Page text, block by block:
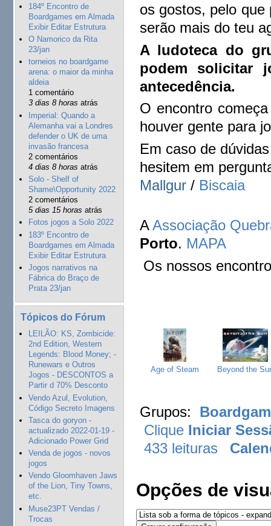
184º Encontro de
Boardgames em Almada
Exibir Editar Estrutura
O Namorico da Rita
23/jan
torneios no boardgame
arena: o maior da minha
aldeia
1 comentário
3 dias 8 horas atrás
Imperial: Quando a
Alemanha vai a Londres
defender o UK de uma
invasão francesa
2 comentários
4 dias 8 horas atrás
Solo - Shelf of
Shame\Opportunity 2022
2 comentários
5 dias 15 horas atrás
Fotos jogos a Solo 2022
183º Encontro de
Boardgames em Almada
Exibir Editar Estrutura
Jogos narrativos na
Fábrica do Braço de
Prata 23/jan
Tópicos do Fórum
LEILÃO: KS, Zombicide:
2nd Edition, Western
Legends: Blood Money; -
Runewars e Outros
Jogos - DESCONTOS a
Partir d 70% Desconto
Vendo Azul, Evolution,
Código Secreto Imagens
Tasca do goryon -
actualizado 2022-01-19 -
Adicionado Power Grid
Venda de jogos - novos
jogos
Vendo Gloomhaven Jaws
of the Lion, Tiny Towns,
etc.
Muse23PT Vendas /
Trocas
os gostos, pelo que
serão mais do teu
A ludoteca do
podem solicitar
antecedência.
O encontro
houver gente para
Em caso de
hesitem em
Mallgur / Biscaia
AAssociação
Porto. MAPA
Os nossos
Age of Steam Beyond the
Grupos:
Clique Iniciar
433 leituras
Opções de